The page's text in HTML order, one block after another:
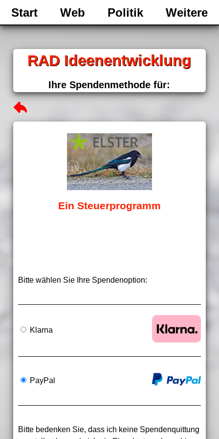
Start Web Politik Weitere
RAD Ideenentwicklung
Ihre Spendenmethode für:
Ein Steuerprogramm
Bitte wählen Sie Ihre Spendenoption:
Klarna
PayPal
Bitte bedenken Sie, dass ich keine Spendenquittung